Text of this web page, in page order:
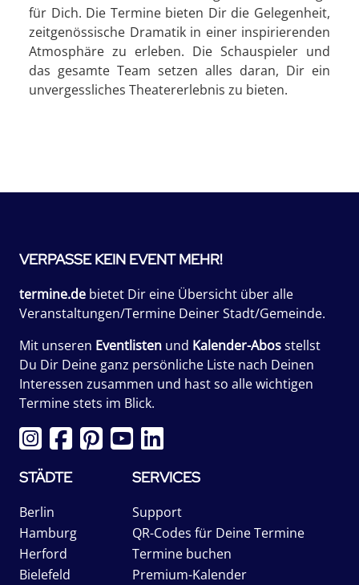
für Dich. Die Termine bieten Dir die Gelegenheit,
zeitgenössische Dramatik in einer inspirierenden
Atmosphäre zu erleben. Die Schauspieler und
das gesamte Team setzen alles daran, Dir ein
unvergessliches Theatererlebnis zu bieten.
VERPASSE KEIN EVENT MEHR!
termine.de bietet Dir eine Übersicht über alle
Veranstaltungen/Termine Deiner Stadt/Gemeinde.
Mit unseren Eventlisten und Kalender-Abosstellst
Du Dir Deine ganz persönliche Liste nach Deinen
Interessen zusammen und hast so alle wichtigen
Termine stets im Blick.
STÄDTE
Berlin
Hamburg
Herford
Bielefeld
SERVICES
Support
QR-Codes für Deine Termine
Termine buchen
Premium-Kalender